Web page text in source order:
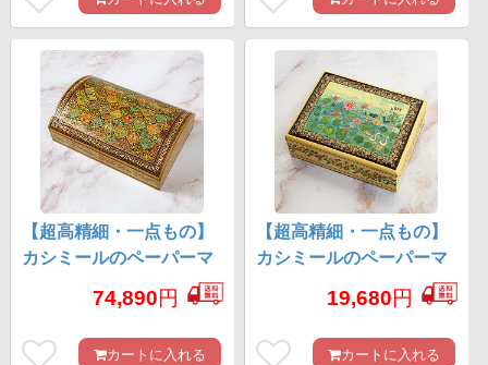
【超高精細・一点もの】
カシミールのペーパーマ
ッシュ 格子花柄 チェスト
形小物入れ 約22.5cm x 約
14.8cm
74,890円
カートに入れる
【超高精細・一点もの】
カシミールのペーパーマ
ッシュ 鳥の湖 長方形小物
入れ 約11cm x 約9cm
19,680円
カートに入れる